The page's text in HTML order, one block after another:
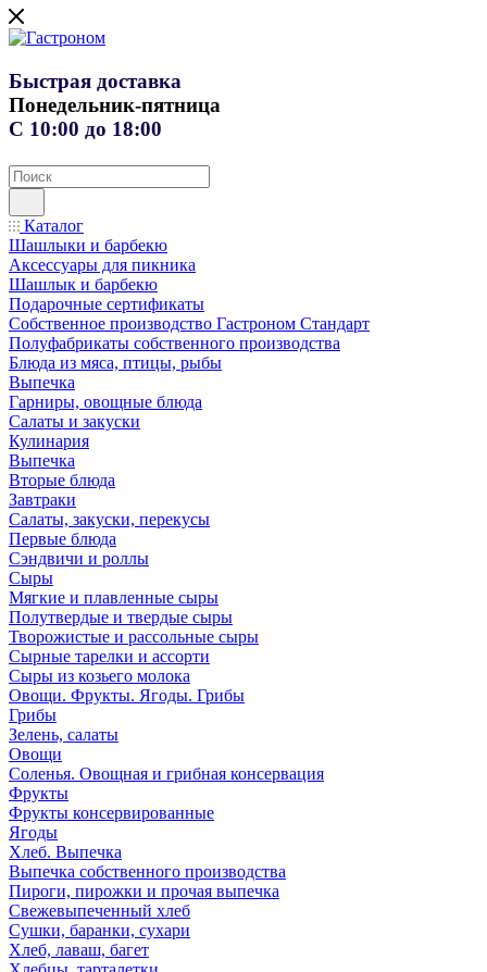
Быстрая доставка
Понедельник-пятница
С 10:00 до 18:00
Каталог
Шашлыки и барбекю
Аксессуары для пикника
Шашлык и барбекю
Подарочные сертификаты
Собственное производство Гастроном Стандарт
Полуфабрикаты собственного производства
Блюда из мяса, птицы, рыбы
Выпечка
Гарниры, овощные блюда
Салаты и закуски
Кулинария
Выпечка
Вторые блюда
Завтраки
Салаты, закуски, перекусы
Первые блюда
Сэндвичи и роллы
Сыры
Мягкие и плавленные сыры
Полутвердые и твердые сыры
Творожистые и рассольные сыры
Сырные тарелки и ассорти
Сыры из козьего молока
Овощи. Фрукты. Ягоды. Грибы
Грибы
Зелень, салаты
Овощи
Соленья. Овощная и грибная консервация
Фрукты
Фрукты консервированные
Ягоды
Хлеб. Выпечка
Выпечка собственного производства
Пироги, пирожки и прочая выпечка
Свежевыпеченный хлеб
Сушки, баранки, сухари
Хлеб, лаваш, багет